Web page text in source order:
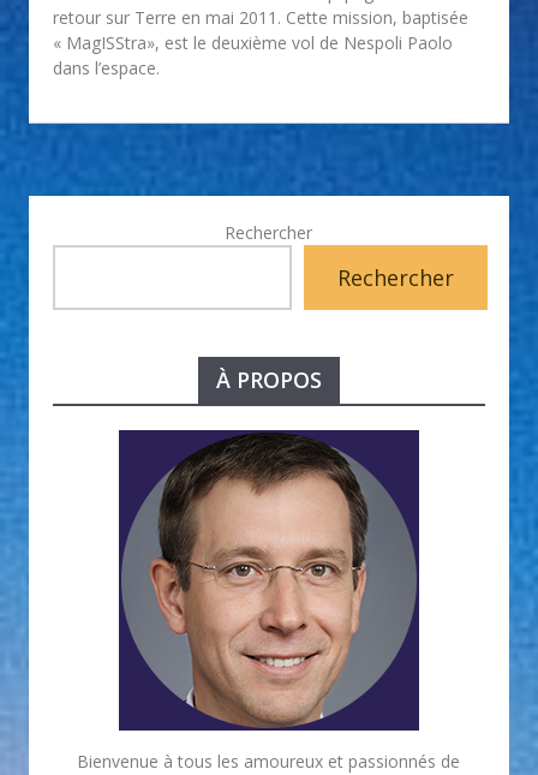
retour sur Terre en mai 2011. Cette mission, baptisée
« MagISStra», est le deuxième vol de Nespoli Paolo
dans l’espace.
Rechercher
Rechercher
À PROPOS
Bienvenue à tous les amoureux et passionnés de